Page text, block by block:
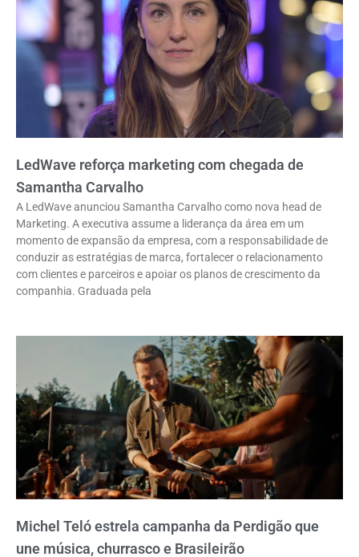
LedWave reforça marketing com chegada de
Samantha Carvalho
A LedWave anunciou Samantha Carvalho como nova head de
Marketing. A executiva assume a liderança da área em um
momento de expansão da empresa, com a responsabilidade de
conduzir as estratégias de marca, fortalecer o relacionamento
com clientes e parceiros e apoiar os planos de crescimento da
companhia. Graduada pela
Michel Teló estrela campanha da Perdigão que
une música, churrasco e Brasileirão